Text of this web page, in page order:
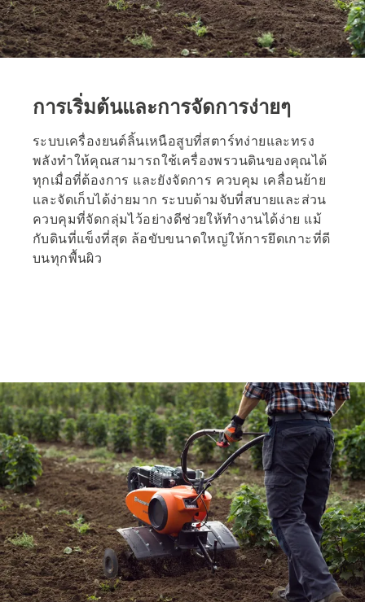
การเริ่มต้นและการจัดการง่ายๆ
ระบบเครื่องยนต์ลิ้นเหนือสูบที่สตาร์ทง่ายและทรง
พลังทำให้คุณสามารถใช้เครื่องพรวนดินของคุณได้
ทุกเมื่อที่ต้องการ และยังจัดการ ควบคุม เคลื่อนย้าย
และจัดเก็บได้ง่ายมาก ระบบด้ามจับที่สบายและส่วน
ควบคุมที่จัดกลุ่มไว้อย่างดีช่วยให้ทำงานได้ง่าย แม้
กับดินที่แข็งที่สุด ล้อขับขนาดใหญ่ให้การยึดเกาะที่ดี
บนทุกพื้นผิว